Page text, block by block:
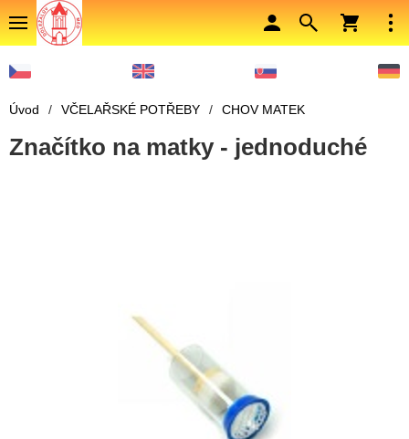
Úvod / VČELAŘSKÉ POTŘEBY / CHOV MATEK
Značítko na matky - jednoduché